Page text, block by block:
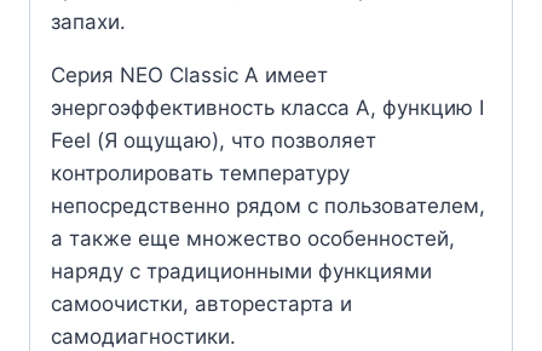
запахи.
Серия NEO Classic A имеет
энергоэффективность класса А, функцию I
Feel (Я ощущаю), что позволяет
контролировать температуру
непосредственно рядом с пользователем,
а также еще множество особенностей,
наряду с традиционными функциями
самоочистки, авторестарта и
самодиагностики.